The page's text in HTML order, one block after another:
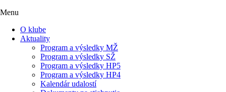
Menu
O klube
Aktuality
Program a výsledky MŽ
Program a výsledky SŽ
Program a výsledky HP5
Program a výsledky HP4
Kalendár udalostí